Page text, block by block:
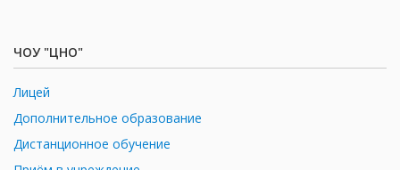
ЧОУ "ЦНО"
Лицей
Дополнительное образование
Дистанционное обучение